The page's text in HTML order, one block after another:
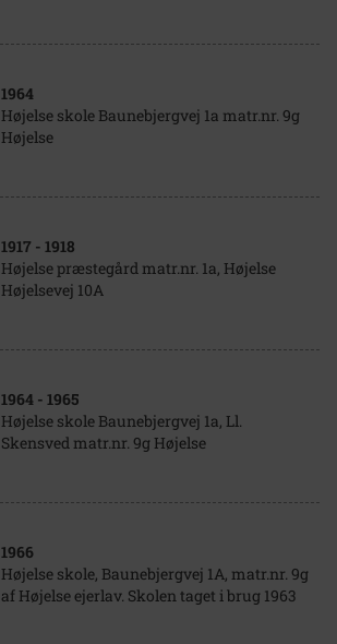
1964
Højelse skole Baunebjergvej 1a matr.nr. 9g
Højelse
1917 - 1918
Højelse præstegård matr.nr. 1a, Højelse
Højelsevej 10A
1964 - 1965
Højelse skole Baunebjergvej 1a, Ll.
Skensved matr.nr. 9g Højelse
1966
Højelse skole, Baunebjergvej 1A, matr.nr. 9g
af Højelse ejerlav. Skolen taget i brug 1963